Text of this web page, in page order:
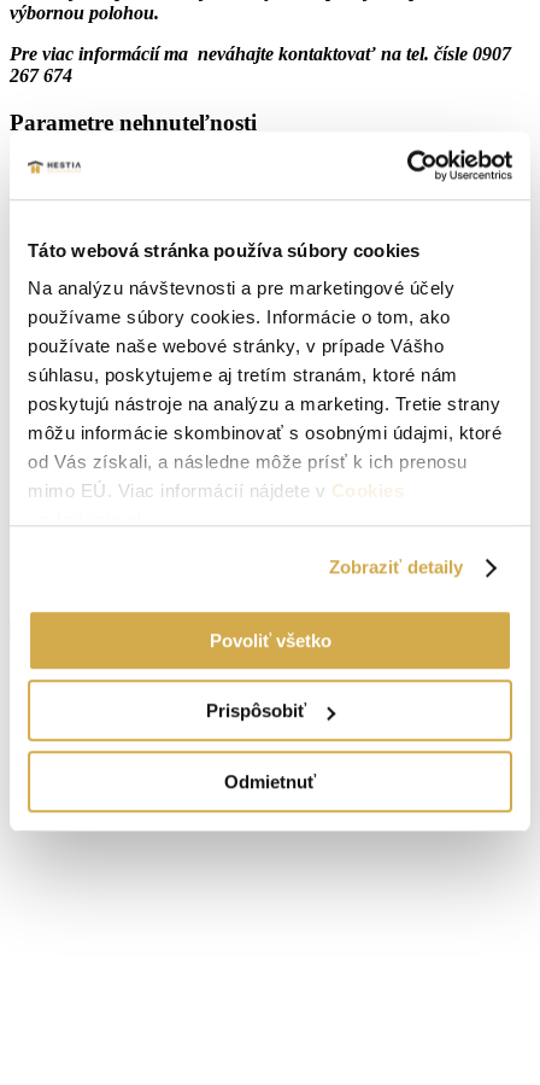
Táto webová stránka používa súbory cookies
Na analýzu návštevnosti a pre marketingové účely
používame súbory cookies. Informácie o tom, ako
používate naše webové stránky, v prípade Vášho
súhlasu, poskytujeme aj tretím stranám, ktoré nám
poskytujú nástroje na analýzu a marketing. Tretie strany
môžu informácie skombinovať s osobnými údajmi, ktoré
od Vás získali, a následne môže prísť k ich prenosu
mimo EÚ. Viac informácií nájdete v Cookies
Zobraziť detaily
Povoliť všetko
Prispôsobiť
Odmietnuť
výbornou polohou.
Pre viac informácií ma neváhajte kontaktovať na tel. čísle 0907
267 674
Parametre nehnuteľnosti
Typ:Predaj
Stav:projekt
Plocha pozemku:2200 m2
Lokalita:
Podpivničený:Nie
Internet:nie je
Vodovod:nie je